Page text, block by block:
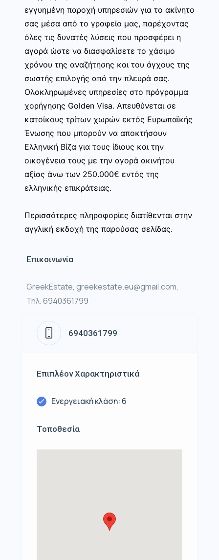
εγγυημένη παροχή υπηρεσιών για το ακίνητο
σας μέσα από το γραφείο μας, παρέχοντας
όλες τις δυνατές λύσεις που προσφέρει η
αγορά ώστε να διασφαλίσετε το χάσιμο
χρόνου της αναζήτησης και του άγχους της
σωστής επιλογής από την πλευρά σας.
Ολοκληρωμένες υπηρεσίες στο πρόγραμμα
χορήγησης Golden Visa. Απευθύνεται σε
κατοίκους τρίτων χωρών εκτός Ευρωπαϊκής
Ένωσης που μπορούν να αποκτήσουν
Ελληνική Βίζα για τους ίδιους και την
οικογένεια τους με την αγορά ακινήτου
αξίας άνω των 250.000€ εντός της
ελληνικής επικράτειας.
Περισσότερες πληροφορίες διατίθενται στην
αγγλική εκδοχή της παρούσας σελίδας.
Επικοινωνία
GreekEstate, greekestate.eu@gmail.com,
Τηλ. 6940361799
6940361799
Επιπλέον Χαρακτηριστικά
Ενεργειακή κλάση: 6
Τοποθεσία